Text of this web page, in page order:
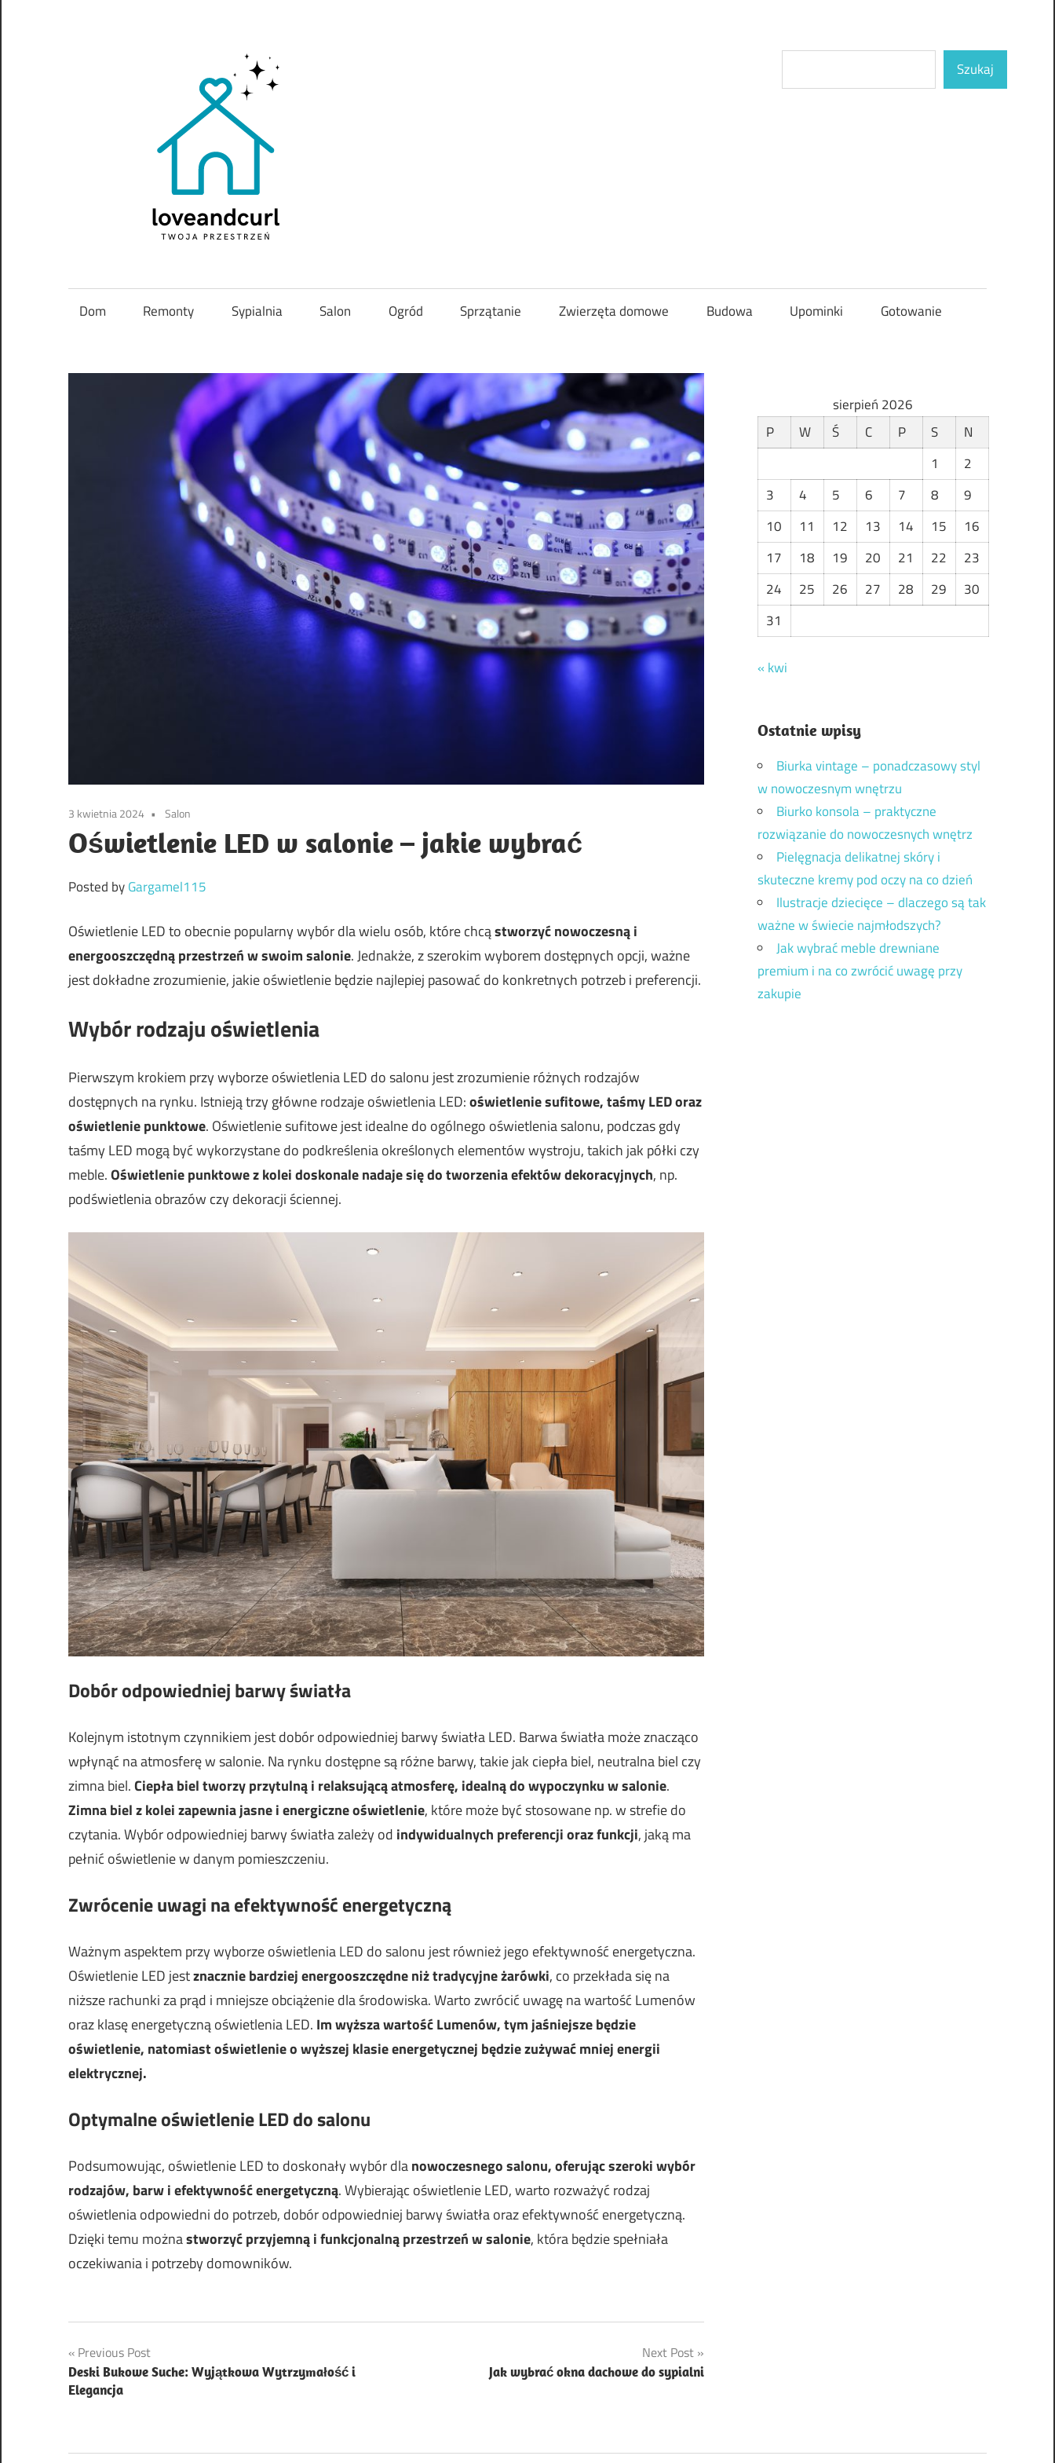
Szukaj
Dom Remonty Sypialnia Salon Ogród Sprzątanie Zwierzęta domowe Budowa Upominki Gotowanie
3 kwietnia 2024 Salon
Oświetlenie LED w salonie – jakie wybrać
Posted byGargamel115
Oświetlenie LED to obecnie popularny wybór dla wielu osób, które chcąstworzyć nowoczesną i
energooszczędną przestrzeń w swoim salonie. Jednakże, z szerokim wyborem dostępnych opcji, ważne
jest dokładne zrozumienie, jakie oświetlenie będzie najlepiej pasować do konkretnych potrzeb i preferencji.
Wybór rodzaju oświetlenia
Pierwszym krokiem przy wyborze oświetlenia LED do salonu jest zrozumienie różnych rodzajów
dostępnych na rynku. Istnieją trzy główne rodzaje oświetlenia LED:oświetlenie sufitowe, taśmy LED oraz
oświetlenie punktowe. Oświetlenie sufitowe jest idealne do ogólnego oświetlenia salonu, podczas gdy
taśmy LED mogą być wykorzystane do podkreślenia określonych elementów wystroju, takich jak półki czy
meble.Oświetlenie punktowe z kolei doskonale nadaje się do tworzenia efektów dekoracyjnych, np.
podświetlenia obrazów czy dekoracji ściennej.
Dobór odpowiedniej barwy światła
Kolejnym istotnym czynnikiem jest dobór odpowiedniej barwy światła LED. Barwa światła może znacząco
wpłynąć na atmosferę w salonie. Na rynku dostępne są różne barwy, takie jak ciepła biel, neutralna biel czy
zimna biel.Ciepła biel tworzy przytulną i relaksującą atmosferę, idealną do wypoczynku w salonie.
Zimna biel z kolei zapewnia jasne i energiczne oświetlenie, które może być stosowane np. w strefie do
czytania. Wybór odpowiedniej barwy światła zależy od indywidualnych preferencji oraz funkcji, jaką ma
pełnić oświetlenie w danym pomieszczeniu.
Zwrócenie uwagi na efektywność energetyczną
Ważnym aspektem przy wyborze oświetlenia LED do salonu jest również jego efektywność energetyczna.
Oświetlenie LED jestznacznie bardziej energooszczędne niż tradycyjne żarówki, co przekłada się na
niższe rachunki za prąd i mniejsze obciążenie dla środowiska. Warto zwrócić uwagę na wartość Lumenów
oraz klasę energetyczną oświetlenia LED. Im wyższa wartość Lumenów, tym jaśniejsze będzie
oświetlenie, natomiast oświetlenie o wyższej klasie energetycznej będzie zużywać mniej energii
elektrycznej.
Optymalne oświetlenie LED do salonu
Podsumowując, oświetlenie LED to doskonały wybór dlanowoczesnego salonu, oferując szeroki wybór
rodzajów, barw i efektywność energetyczną. Wybierając oświetlenie LED, warto rozważyć rodzaj
oświetlenia odpowiedni do potrzeb, dobór odpowiedniej barwy światła oraz efektywność energetyczną.
Dzięki temu możnastworzyć przyjemną i funkcjonalną przestrzeń w salonie, która będzie spełniała
oczekiwania i potrzeby domowników.
Nawigacja
wpisu
Previous Post
Deski Bukowe Suche: Wyjątkowa Wytrzymałość i
Elegancja
Next Post
Jak wybrać okna dachowe do sypialni
sierpień 2026
P
W Ś C P S
N
1
2
3
4 5 6 7 8
9
10
11 12 13 14 15
16
17
18 19 20 21 22
23
24
25 26 27 28 29
30
31
« kwi
Ostatnie wpisy
Biurka vintage – ponadczasowy styl
w nowoczesnym wnętrzu
Biurko konsola – praktyczne
rozwiązanie do nowoczesnych wnętrz
Pielęgnacja delikatnej skóry i
skuteczne kremy pod oczy na co dzień
Ilustracje dziecięce – dlaczego są tak
ważne w świecie najmłodszych?
Jak wybrać meble drewniane
premium i na co zwrócić uwagę przy
zakupie